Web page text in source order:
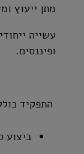
מתן ייעוץ
עשייה
ופיננסים.
התפקיד
ביצוע